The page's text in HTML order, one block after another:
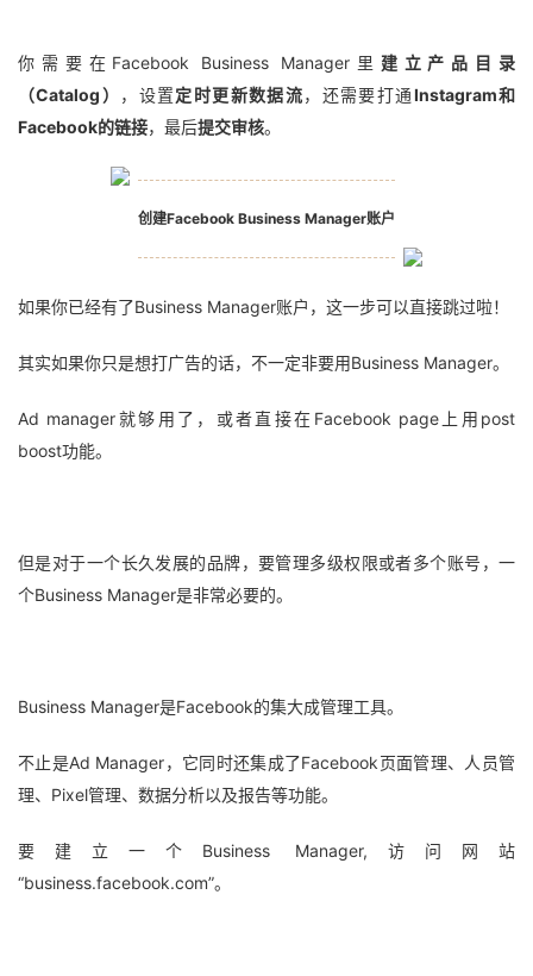
你需要在Facebook Business Manager里 建立产品目录
（Catalog）
，设置定时更新数据流，还需要打通Instagram和
Facebook的链接，最后提交审核。
创建Facebook Business Manager账户
如果你已经有了Business Manager账户，这一步可以直接跳过啦！
其实如果你只是想打广告的话，不一定非要用Business Manager。
Ad manager就够用了，或者直接在Facebook page上用post
boost功能。
但是对于一个长久发展的品牌，要管理多级权限或者多个账号，一
个Business Manager是非常必要的。
Business Manager是Facebook的集大成管理工具。
不止是Ad Manager，它同时还集成了Facebook页面管理、人员管
理、Pixel管理、数据分析以及报告等功能。
要建立一个Business Manager,访问网站
“business.facebook.com”。